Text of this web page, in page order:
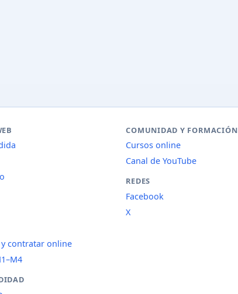
contratar online
COMUNIDAD Y FORMACIÓN
Cursos online
Canal de YouTube
REDES
Facebook
X